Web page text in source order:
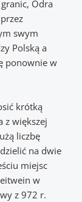
Odra
swym
Polską a
ponownie w
krótką
z większej
liczbę
na dwie
miejsc
w
z 972 r.